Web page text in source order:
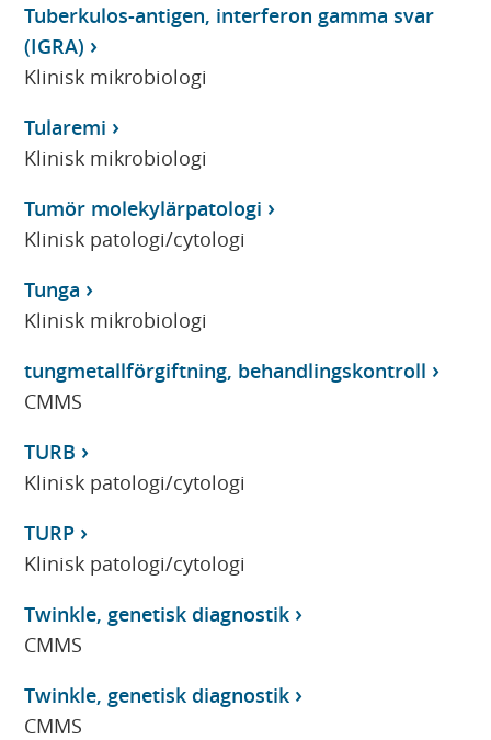
Tuberkulos-antigen, interferon gamma svar
(IGRA)
Klinisk mikrobiologi
Tularemi
Klinisk mikrobiologi
Tumör molekylärpatologi
Klinisk patologi/cytologi
Tunga
Klinisk mikrobiologi
tungmetallförgiftning, behandlingskontroll
CMMS
TURB
Klinisk patologi/cytologi
TURP
Klinisk patologi/cytologi
Twinkle, genetisk diagnostik
CMMS
Twinkle, genetisk diagnostik
CMMS